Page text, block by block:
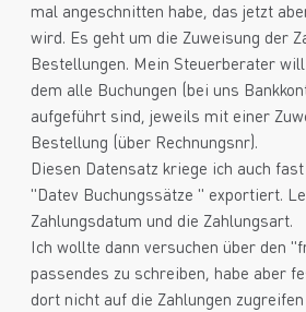
mal angeschnitten habe, das jetzt
wird. Es geht um die Zuweisung der
Bestellungen. Mein Steuerberater
dem alle Buchungen (bei uns
aufgeführt sind, jeweils mit einer
Bestellung (über Rechnungsnr).
Diesen Datensatz kriege ich auch
"Datev Buchungssätze " exportiert.
Zahlungsdatum und die Zahlungsart.
Ich wollte dann versuchen über den
passendes zu schreiben, habe aber
dort nicht auf die Zahlungen